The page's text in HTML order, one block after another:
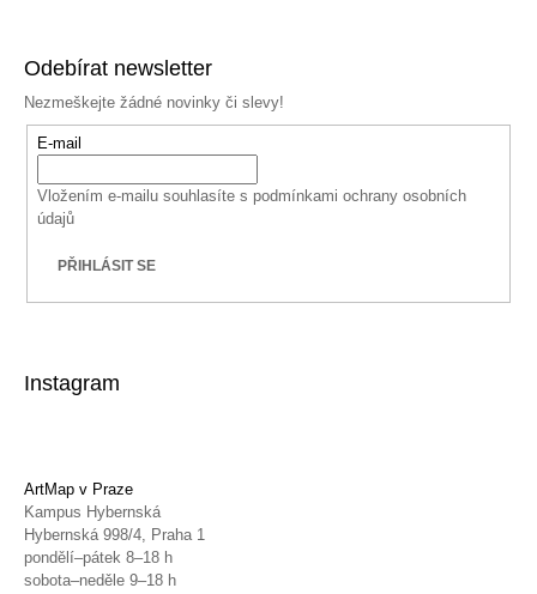
Odebírat newsletter
Nezmeškejte žádné novinky či slevy!
E-mail
Vložením e-mailu souhlasíte s podmínkami ochrany osobních
údajů
PŘIHLÁSIT SE
Instagram
ArtMap v Praze
Kampus Hybernská
Hybernská 998/4, Praha 1
pondělí–pátek 8–18 h
sobota–neděle 9–18 h